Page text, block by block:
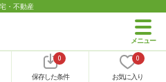
・不動産
0
保存した条件
0
お気に入り